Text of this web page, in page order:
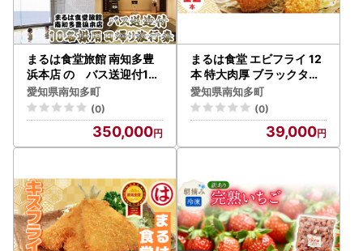
まるは食堂旅館 南知多豊
浜本店 の バス送迎付10
名様用日帰り旅行券
愛知県南知多町
(0)
350,000
まるは食堂 エビフライ 12
本 特大肉厚 ブラックタイ
ガー 海老フライ
愛知県南知多町
(0)
39,000